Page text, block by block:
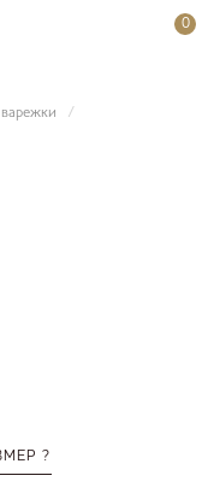
0
варежки
?